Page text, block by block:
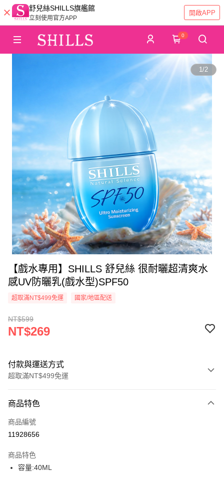
舒兒絲SHILLS旗艦館
立刻使用官方APP
開啟APP
0
1/2
【戲水專用】SHILLS 舒兒絲 很耐曬超清爽水
感UV防曬乳(戲水型)SPF50
超取滿NT$499免運 國家/地區配送
NT$599
NT$269
付款與運送方式
超取滿NT$499免運
信用卡一次付款
超商取貨付款
Apple Pay
商品特色
商品編號
11928656
商品特色
容量:40ML